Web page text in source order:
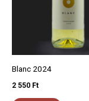
Blanc 2024
2 550 Ft